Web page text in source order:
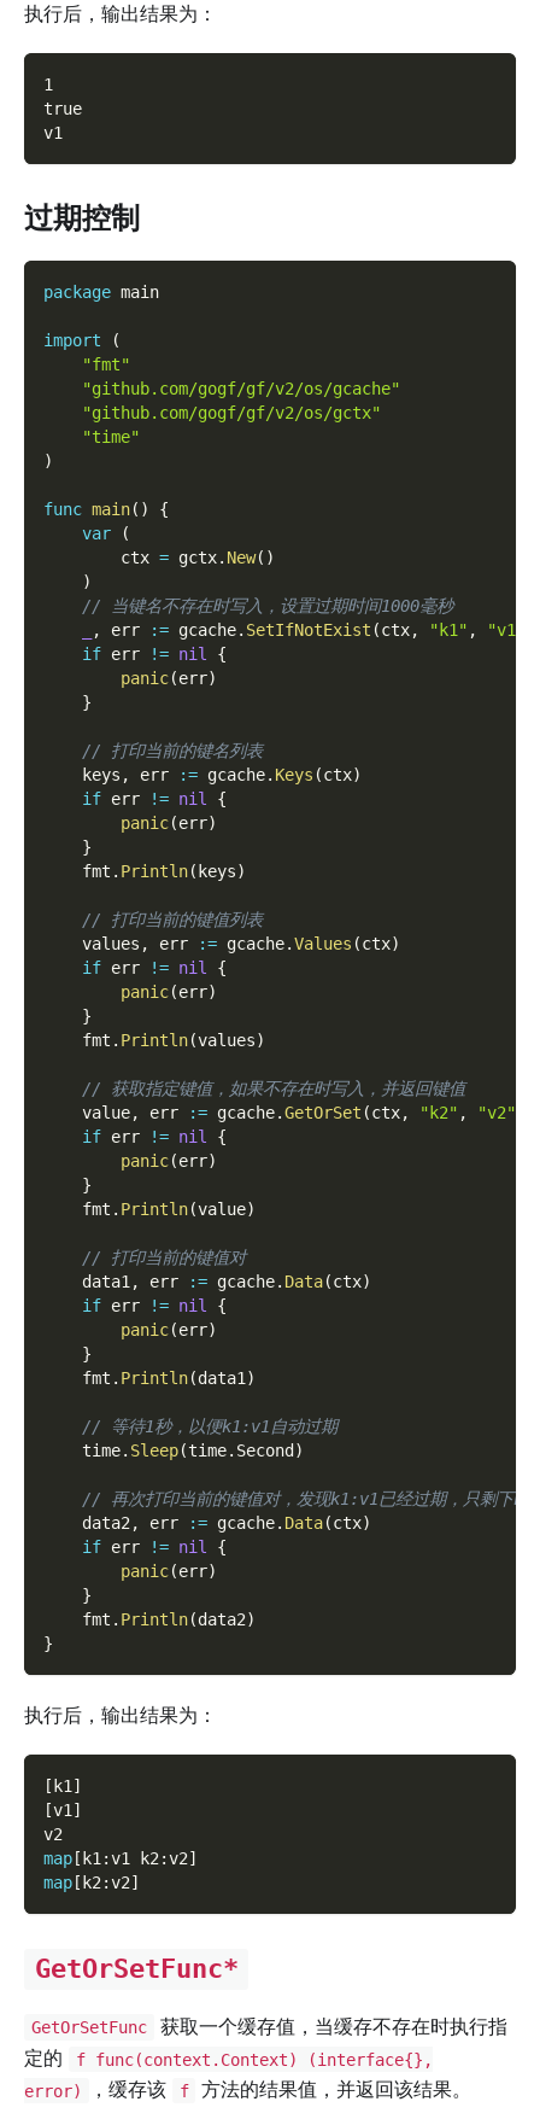
执行后，输出结果为：
1
true
v1
过期控制
package main
import
(
"fmt"
"github.com/gogf/gf/v2/os/gcache"
"github.com/gogf/gf/v2/os/gctx"
"time"
)
func main( )
{
var
(
        ctx
= gctx. New( )
)
// 当键名不存在时写入，设置过期时间1000毫秒
, err := gcache. SetIfNotExist (ctx, "k1" , "v1"
if err != nil
{
panic(err)
}
// 打印当前的键名列表
    keys
, err := gcache. Keys (ctx)
if err != nil
{
panic(err)
}
    fmt
. Println( keys)
// 打印当前的键值列表
    values
, err := gcache.Values (ctx)
if err != nil
{
panic(err)
}
    fmt
. Println(values)
// 获取指定键值，如果不存在时写入，并返回键值
    value
, err := gcache.GetOrSet (ctx, "k2" , "v2"
if err != nil
{
panic(err)
}
    fmt
. Println(value)
// 打印当前的键值对
    data1
, err := gcache. Data(ctx)
if err != nil
{
panic(err)
}
    fmt
. Println(data1 )
// 等待1秒，以便k1:v1自动过期
    time
. Sleep(time. Second )
// 再次打印当前的键值对，发现k1:v1已经过期，只剩下
    data2
, err := gcache. Data(ctx)
if err != nil
{
panic(err)
}
    fmt
. Println(data2)
}
执行后，输出结果为：
[ k1 ]
[v1 ]
v2
map [ k1 :v1 k2 :v2]
map [ k2 :v2]
GetOrSetFunc*
GetOrSetFunc
获取一个缓存值，当缓存不存在时执行指
定的
f func(context.Context) (interface{},
error)
，缓存该 f 方法的结果值，并返回该结果。